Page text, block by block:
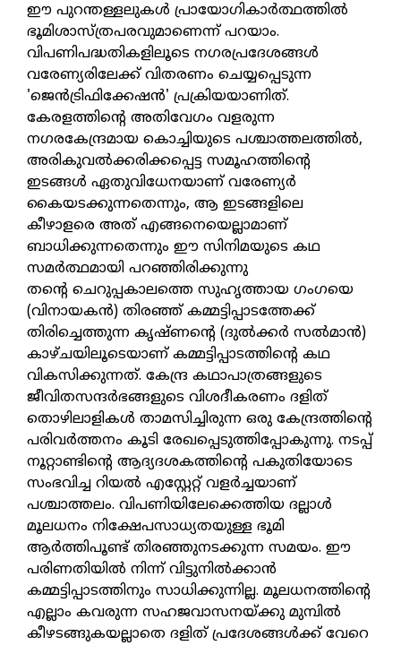
ഈ പുറന്തള്ളലുകൾ പ്രായോഗികാർത്ഥത്തിൽ
ഭൂമിശാസ്ത്രപരവുമാണെന്ന് പറയാം.
വിപണിപദ്ധതികളിലൂടെ നഗരപ്രദേശങ്ങൾ
വരേണ്യരിലേക്ക് വിതരണം ചെയ്യപ്പെടുന്ന
'ജെൻട്രിഫിക്കേഷൻ' പ്രക്രിയയാണിത്.
കേരളത്തിന്റെ അതിവേഗം വളരുന്ന
നഗരകേന്ദ്രമായ കൊച്ചിയുടെ പശ്ചാത്തലത്തിൽ,
അരികുവൽക്കരിക്കപ്പെട്ട സമൂഹത്തിന്റെ
ഇടങ്ങൾ ഏതുവിധേനയാണ് വരേണ്യർ
കൈയടക്കുന്നതെന്നും, ആ ഇടങ്ങളിലെ
കീഴാളരെ അത് എങ്ങനെയെല്ലാമാണ്
ബാധിക്കുന്നതെന്നും ഈ സിനിമയുടെ കഥ
സമർത്ഥമായി പറഞ്ഞിരിക്കുന്നു
തന്റെ ചെറുപ്പകാലത്തെ സുഹൃത്തായ ഗംഗയെ
(വിനായകൻ) തിരഞ്ഞ് കമ്മട്ടിപ്പാടത്തേക്ക്
തിരിച്ചെത്തുന്ന കൃഷ്ണന്റെ (ദുൽക്കർ സൽമാൻ)
കാഴ്ചയിലൂടെയാണ് കമ്മട്ടിപ്പാടത്തിന്റെ കഥ
വികസിക്കുന്നത്. കേന്ദ്ര കഥാപാത്രങ്ങളുടെ
ജീവിതസന്ദർഭങ്ങളുടെ വിശദീകരണം ദളിത്
തൊഴിലാളികൾ താമസിച്ചിരുന്ന ഒരു കേന്ദ്രത്തിന്റെ
പരിവർത്തനം കൂടി രേഖപ്പെടുത്തിപ്പോകുന്നു. നടപ്പ്
നൂറ്റാണ്ടിന്റെ ആദ്യദശകത്തിന്റെ പകുതിയോടെ
സംഭവിച്ച റിയൽ എസ്റ്റേറ്റ് വളർച്ചയാണ്
പശ്ചാത്തലം. വിപണിയിലേക്കെത്തിയ ദല്ലാൾ
മൂലധനം നിക്ഷേപസാധ്യതയുള്ള ഭൂമി
ആർത്തിപൂണ്ട് തിരഞ്ഞുനടക്കുന്ന സമയം. ഈ
പരിണതിയിൽ നിന്ന് വിട്ടുനിൽക്കാൻ
കമ്മട്ടിപ്പാടത്തിനും സാധിക്കുന്നില്ല. മൂലധനത്തിന്റെ
എല്ലാം കവരുന്ന സഹജവാസനയ്ക്കു മുമ്പിൽ
കീഴടങ്ങുകയല്ലാതെ ദളിത് പ്രദേശങ്ങൾക്ക് വേറെ